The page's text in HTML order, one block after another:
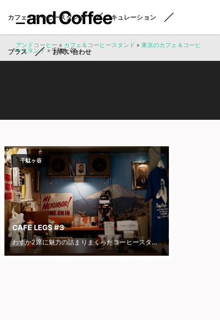
カフェ・コーヒースタンド キュレーション
プラス お問い合わせ
アンドコーヒー » カフェ＆コーヒースタンド » 東京のカフェ＆コーヒ
ースタンド »千駄ヶ谷
千駄ヶ谷
CAFE LEGS #3
わずか2席に魅力の詰まりまくったコーヒースタンド